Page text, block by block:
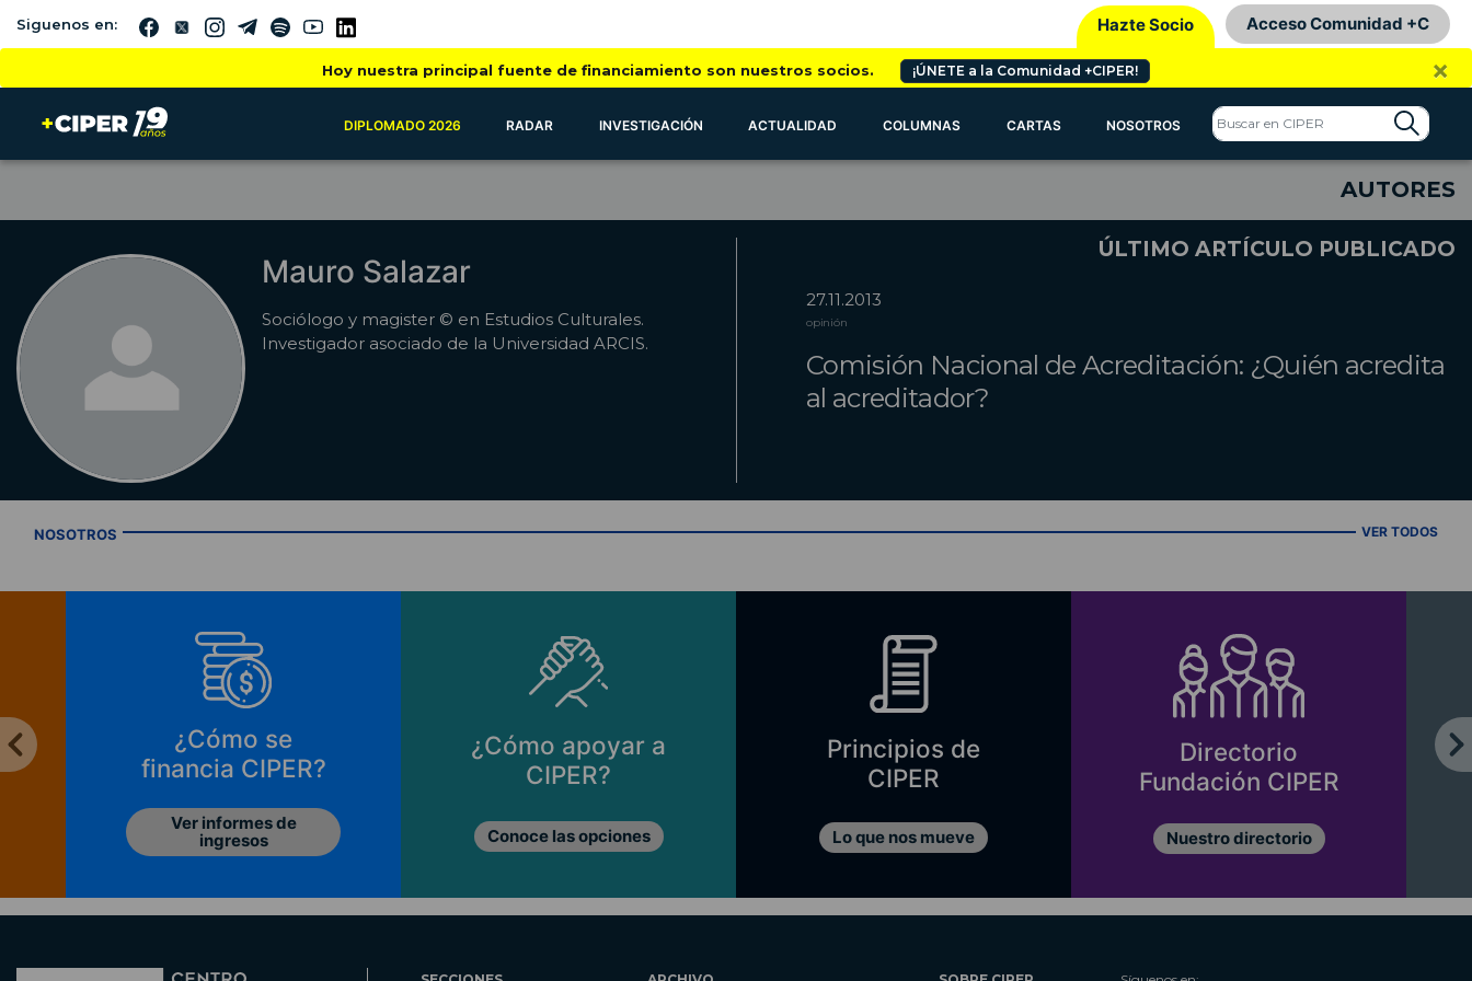
Siguenos en: Hazte Socio Acceso Comunidad +C
Hoy nuestra principal fuente de financiamiento son nuestros socios. ¡ÚNETE a la Comunidad +CIPER! ×
DIPLOMADO 2026 RADAR INVESTIGACIÓN ACTUALIDAD COLUMNAS CARTAS NOSOTROS
AUTORES
Mauro Salazar
Sociólogo y magister © en Estudios Culturales.
Investigador asociado de la Universidad ARCIS.
ÚLTIMO ARTÍCULO PUBLICADO
27.11.2013
opinión
Comisión Nacional de Acreditación: ¿Quién acredita
al acreditador?
NOSOTROS VER TODOS
¿Cómo se
financia CIPER?
Ver informes de
ingresos
¿Cómo apoyar a
CIPER?
Conoce las opciones
Principios de
CIPER
Lo que nos mueve
Directorio
Fundación CIPER
Nuestro directorio